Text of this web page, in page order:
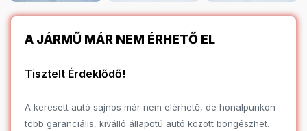
A JÁRMŰ MÁR NEM ÉRHETŐ EL
Tisztelt Érdeklődő!
A keresett autó sajnos már nem elérhető, de honalpunkon
több garanciális, kiválló állapotú autó között böngészhet.